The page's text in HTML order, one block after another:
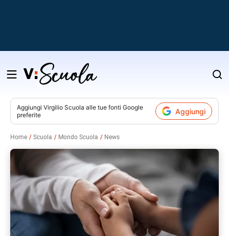
Salta
contenuto
Aggiungi Virgilio Scuola alle tue fonti Google
preferite
Aggiungi
Home Scuola Mondo Scuola News